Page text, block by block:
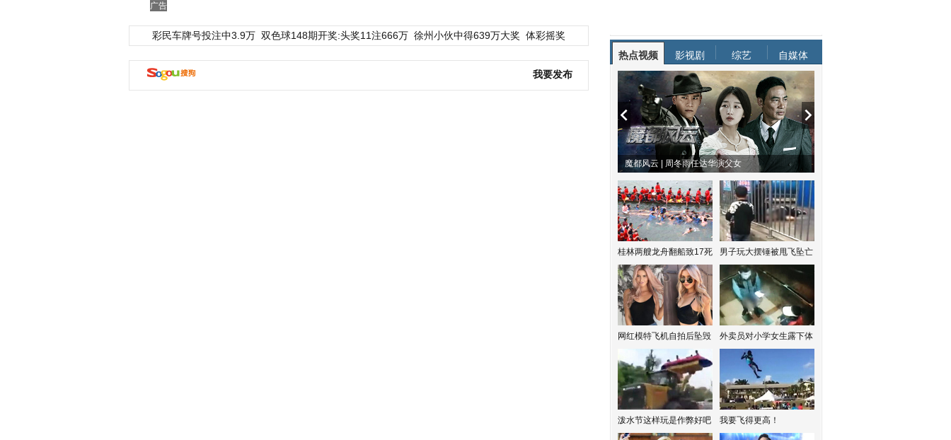
广告
彩民车牌号投注中3.9万 双色球148期开奖:头奖11注666万 徐州小伙中得639万大奖 体彩摇奖
我要发布
热点视频 影视剧 综艺 自媒体
魔都风云 | 周冬雨任达华演父女
桂林两艘龙舟翻船致17死 男子玩大摆锤被甩飞坠亡
网红模特飞机自拍后坠毁 外卖员对小学女生露下体
泼水节这样玩是作弊好吧 我要飞得更高！